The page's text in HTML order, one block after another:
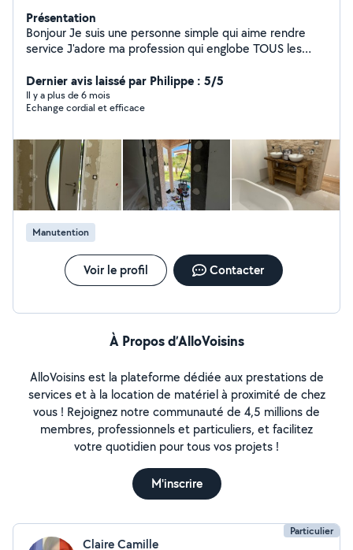
Présentation
Bonjour Je suis une personne simple qui aime rendre
service J'adore ma profession qui englobe TOUS les
plus de 20 ans En passant par les choses les plus
simples aux plus complexes je saurais vous donner
entière satisfaction et bien plus encore Passionné
meubles en tout genre, j'aime également la photo vidéo
ainsi que l'aquariophilie Au plaisir de vous connaître
Dernier avis laissé par Philippe : 5/5
Il y a plus de 6 mois
Echange cordial et efficace
Manutention
Voir le profil Contacter
À Propos d’AlloVoisins
AlloVoisins est la plateforme dédiée aux prestations de
services et à la location de matériel à proximité de chez
vous ! Rejoignez notre communauté de 4,5 millions de
membres, professionnels et particuliers, et facilitez
votre quotidien pour tous vos projets !
M'inscrire
Particulier
Claire Camille